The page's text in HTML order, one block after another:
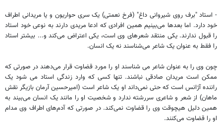
- استاد "برف روی شیروانی داغ" (فرخ نعمتی) یک سری حواریون و یا مریدانی اطراف
خود دارد. اما بعدها می‌بینیم همین افرادی که ادعا مریدی دارند به نوعی خود استاد
را قبول ندارند. یکی منتقد شعرهای وی است، یکی اعتراض می‌کند و... بیشتر استاد
را فقط به عنوان یک شاعر می‌شناسند نه یک انسان.
چون وی را به عنوان شاعر می شناسند او را مورد قضاوت قرار می‌دهند در صورتی که
ممکن است مریدان صادقی نباشند. تنها کسی که وارد زندگی استاد می شود یک
راننده آژانس است که حتی نمی‌داند او یک شاعر است (امیرحسین آرمان بازیگر نقش
ماهان) از شعر و شاعری سررشته ندارد و شخصیت او را مانند یک انسان می‌بیند به
همین دلیل هیچوقت وی را قضاوت نمی‌کند. در صورتی که آدم‌های اطراف وی مدام
او را قضاوت می‌کنند.